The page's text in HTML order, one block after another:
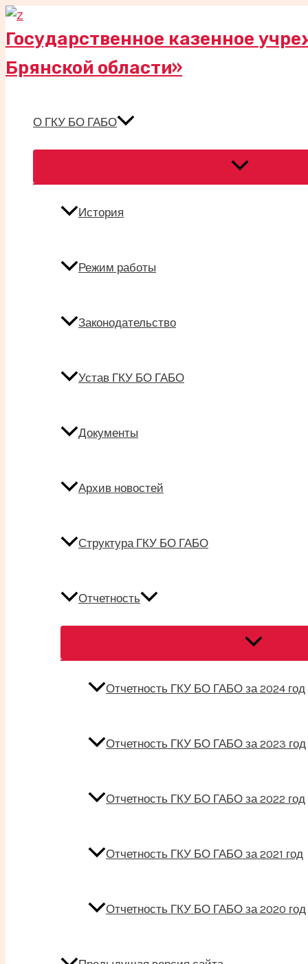
Перейти
кГосударственное казенное
Брянской области»
О ГКУ БО ГАБО
История
Режим работы
Законодательство
Устав ГКУ БО ГАБО
Документы
Архив новостей
Структура ГКУ БО ГАБО
Отчетность
Отчетность ГКУ БО ГАБО за 2024 год
Отчетность ГКУ БО ГАБО за 2023 год
Отчетность ГКУ БО ГАБО за 2022 год
Отчетность ГКУ БО ГАБО за 2021 год
Отчетность ГКУ БО ГАБО за 2020 год